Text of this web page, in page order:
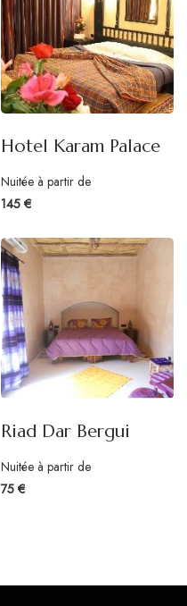
Hotel Karam Palace
Nuitée à partir de
145 €
Riad Dar Bergui
Nuitée à partir de
75 €